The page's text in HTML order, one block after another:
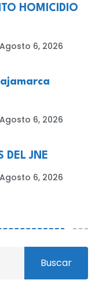
HOMICIDIO
Agosto 6, 2026
Agosto 6, 2026
DEL JNE
Agosto 6, 2026
Buscar